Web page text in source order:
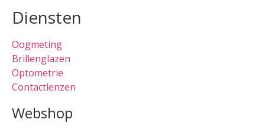
Diensten
Oogmeting
Brillenglazen
Optometrie
Contactlenzen
Webshop